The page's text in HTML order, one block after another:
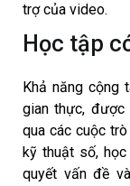
trợ của video.
Học tập
Khả năng cộng
gian thực, được
qua các cuộc
kỹ thuật số,
quyết vấn đề